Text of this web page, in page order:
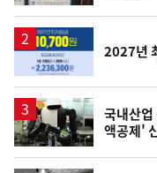
2027년
국내산
액공제'